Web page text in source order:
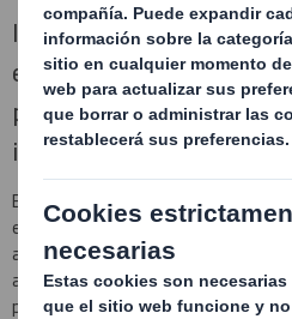
Interiores diseñados a
en diferentes
protección de su
impactos y vibraciones.
Esta línea de embalaje permite
embalaje, ya sea un nuevo embalaje
acondicionar sus propios embalajes.
acondicionamiento ligeros y
protección para piezas delicadas y